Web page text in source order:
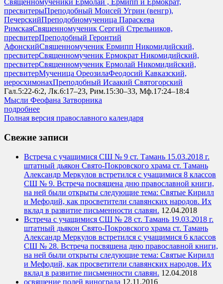
Священномученики Ермолай , Ермипп и Ермократ,
пресвитерыПреподобный Моисей Угрин (венгр),
ПечерскийПреподобномученица Параскева
РимскаяСвященномученик Сергий Стрельников,
пресвитерПреподобный Геронтий
АфонскийСвященномученик Ермипп Никомидийский,
пресвитерСвященномученик Ермократ Никомидийский,
пресвитерСвященномученик Ермолай Никомидийский,
пресвитерМученица ОреозилаФеодосий Кавказский,
иеросхимонахПреподобный Исаакий Святогорский
Гал.5:22-6:2, Лк.6:17–23, Рим.15:30–33, Мф.17:24–18:4
Мысли Феофана Затворника
подробнее
Полная версия православного календаря
Свежие записи
Встреча с учащимися СШ № 9 ст. Тамань 15.03.2018 г.
штатный дьякон Свято-Покровского храма ст. Тамань
Александр Меркулов встретился с учащимися 8 классов
СШ № 9. Встреча посвящена дню православной книги,
на ней были открыты следующие тема: Святые Кирилл
и Мефодий, как просветители славянских народов. Их
вклад в развитие письменности славян. 12.04.2018
Встреча с учащимися СШ № 28 ст. Тамань 19.03.2018 г.
штатный дьякон Свято-Покровского храма ст. Тамань
Александр Меркулов встретился с учащимися 6 классов
СШ № 28. Встреча посвящена дню православной книги,
на ней были открыты следующие тема: Святые Кирилл
и Мефодий, как просветители славянских народов. Их
вклад в развитие письменности славян. 12.04.2018
освящение полей винограда 12.11.2016